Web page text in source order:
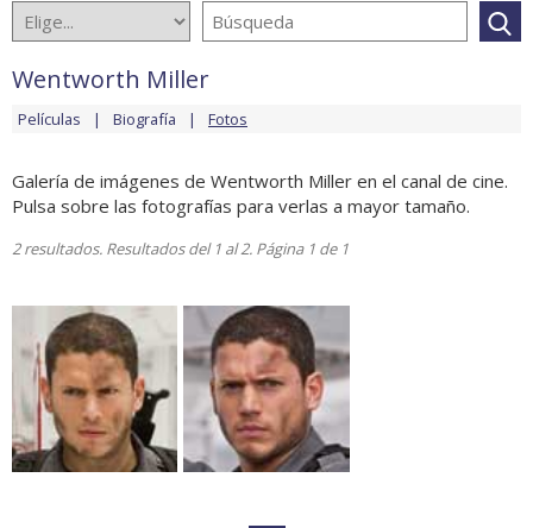
Wentworth Miller
Películas Biografía Fotos
Galería de imágenes de Wentworth Miller en el canal de cine.
Pulsa sobre las fotografías para verlas a mayor tamaño.
2 resultados. Resultados del 1 al 2. Página 1 de 1